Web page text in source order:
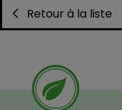
Retour à la liste